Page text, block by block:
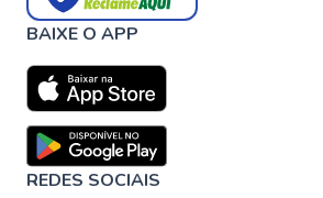
BAIXE O APP
REDES SOCIAIS